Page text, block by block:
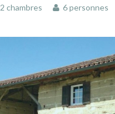
2 chambres 6 personnes